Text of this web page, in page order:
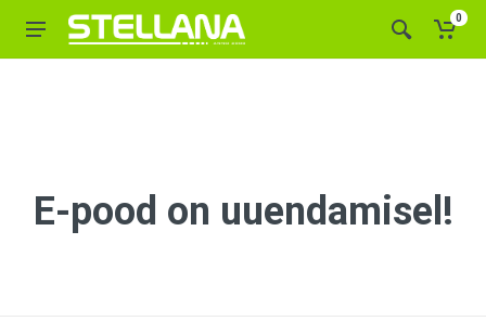
0
E-pood on uuendamisel!